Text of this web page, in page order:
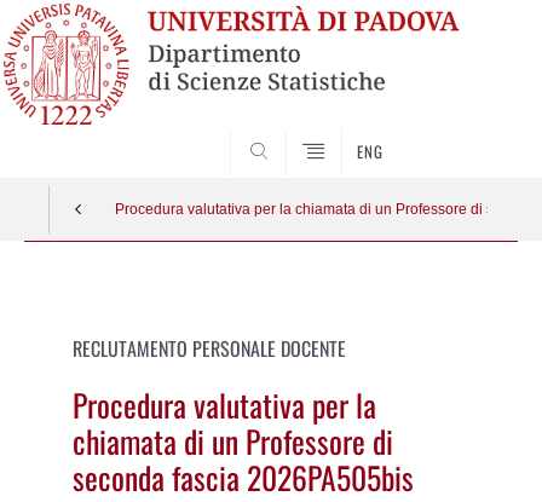
ENG
Procedura valutativa per la chiamata di un Professore di
RECLUTAMENTO PERSONALE DOCENTE
Procedura valutativa per la
chiamata di un Professore di
seconda fascia 2026PA505bis